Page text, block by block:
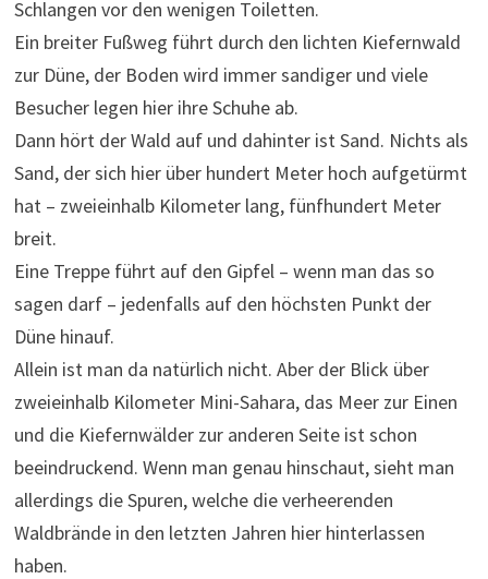
Schlangen vor den wenigen Toiletten.
Ein breiter Fußweg führt durch den lichten Kiefernwald
zur Düne, der Boden wird immer sandiger und viele
Besucher legen hier ihre Schuhe ab.
Dann hört der Wald auf und dahinter ist Sand. Nichts als
Sand, der sich hier über hundert Meter hoch aufgetürmt
hat – zweieinhalb Kilometer lang, fünfhundert Meter
breit.
Eine Treppe führt auf den Gipfel – wenn man das so
sagen darf – jedenfalls auf den höchsten Punkt der
Düne hinauf.
Allein ist man da natürlich nicht. Aber der Blick über
zweieinhalb Kilometer Mini-Sahara, das Meer zur Einen
und die Kiefernwälder zur anderen Seite ist schon
beeindruckend. Wenn man genau hinschaut, sieht man
allerdings die Spuren, welche die verheerenden
Waldbrände in den letzten Jahren hier hinterlassen
haben.